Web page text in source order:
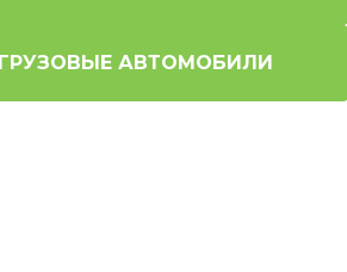
ГРУЗОВЫЕ АВТОМОБИЛИ